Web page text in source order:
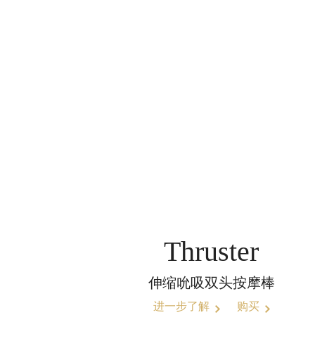
Thruster
伸缩吮吸双头按摩棒
进一步了解 购买